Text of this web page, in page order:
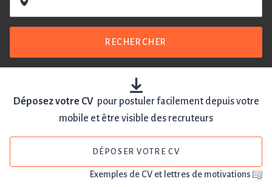
RECHERCHER
Déposez votre CVpour postuler facilement depuis votre
mobile et être visible des recruteurs
DÉPOSER VOTRE CV
Exemples de CV et lettres de motivations